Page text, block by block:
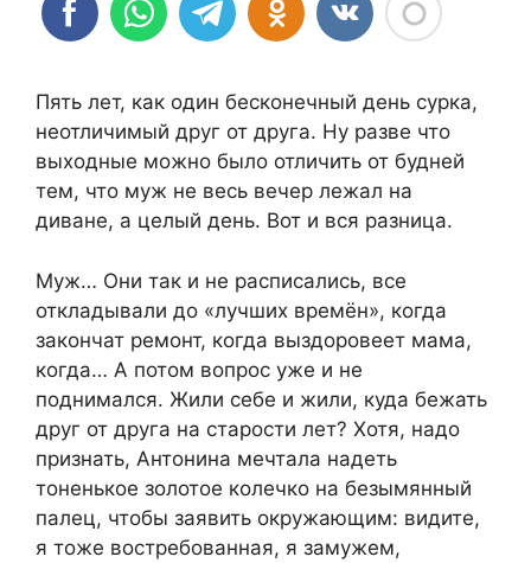
Пять лет, как один бесконечный день сурка,
неотличимый друг от друга. Ну разве что
выходные можно было отличить от будней
тем, что муж не весь вечер лежал на
диване, а целый день. Вот и вся разница.
Муж… Они так и не расписались, все
откладывали до «лучших времён», когда
закончат ремонт, когда выздоровеет мама,
когда… А потом вопрос уже и не
поднимался. Жили себе и жили, куда бежать
друг от друга на старости лет? Хотя, надо
признать, Антонина мечтала надеть
тоненькое золотое колечко на безымянный
палец, чтобы заявить окружающим: видите,
я тоже востребованная, я замужем,